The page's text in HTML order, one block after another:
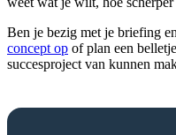
Ben je bezig met je briefing
concept op of plan een
succesproject van kunnen